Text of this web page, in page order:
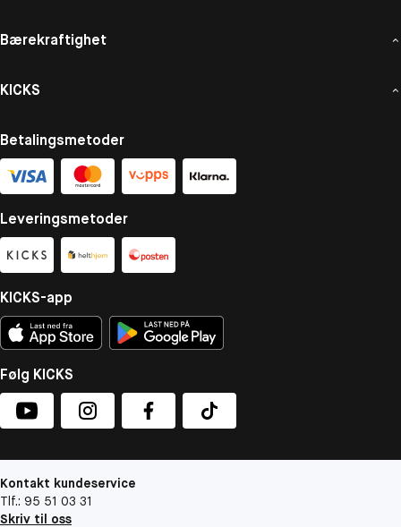
Bærekraftighet
KICKS
Betalingsmetoder
Leveringsmetoder
KICKS-app
Følg KICKS
Kontakt kundeservice
Tlf.: 95 51 03 31
Skriv til oss